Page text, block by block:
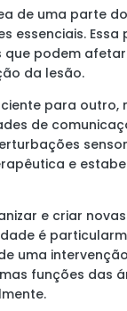
de uma parte
essenciais.
podem
da lesão.
para outro,
de
e
e criar
é
uma
funções das